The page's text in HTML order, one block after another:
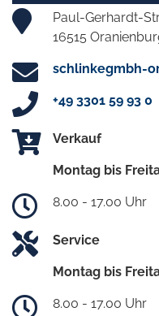
Paul-Gerhardt-
16515
schlinkegmbh-
+49 3301 59 93 0
Verkauf
Montag bis
8.00 - 17.00 Uhr
Service
Montag bis
8.00 - 17.00 Uhr